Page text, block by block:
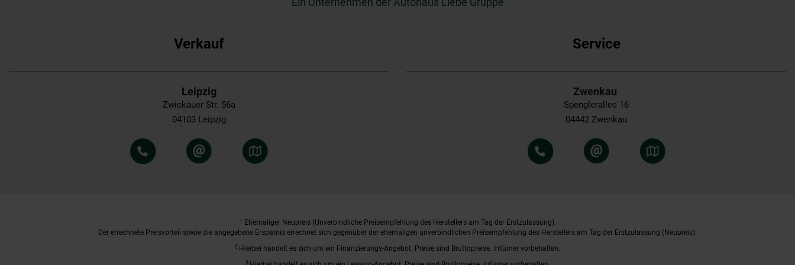
Verkauf
Leipzig
Zwickauer Str. 56a
04103 Leipzig
Service
Zwenkau
Spenglerallee 16
04442 Zwenkau
1
Ehemaliger Neupreis (Unverbindliche Preisempfehlung des Herstellers am Tag der Erstzulassung).
Der errechnete Preisvorteil sowie die angegebene Ersparnis errechnet sich gegenüber der ehemaligen unverbindlichen Preisempfehlung des Herstellers am Tag der Erstzulassung (Neupreis).
2 Hierbei handelt es sich um ein Finanzierungs-Angebot. Preise sind Bruttopreise. Irrtümer vorbehalten.
3